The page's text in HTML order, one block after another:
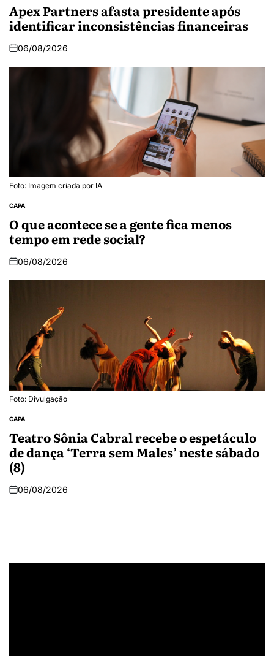
Apex Partners afasta presidente após
identificar inconsistências financeiras
06/08/2026
Foto: Imagem criada por IA
CAPA
O que acontece se a gente fica menos
tempo em rede social?
06/08/2026
Foto: Divulgação
CAPA
Teatro Sônia Cabral recebe o espetáculo
de dança ‘Terra sem Males’ neste sábado
(8)
06/08/2026